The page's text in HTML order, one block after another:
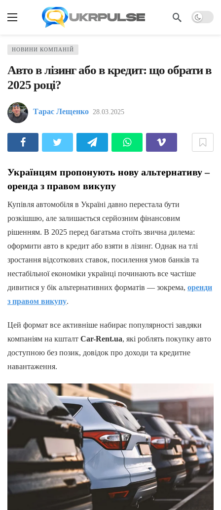
НОВИНИ КОМПАНІЙ
Авто в лізинг або в кредит: що обрати в
2025 році?
Тарас Лещенко 28.03.2025
Українцям пропонують нову альтернативу –
оренда з правом викупу
Купівля автомобіля в Україні давно перестала бути
розкішшю, але залишається серйозним фінансовим
рішенням. В 2025 перед багатьма стоїть звична дилема:
оформити авто в кредит або взяти в лізинг. Однак на тлі
зростання відсоткових ставок, посилення умов банків та
нестабільної економіки українці починають все частіше
дивитися у бік альтернативних форматів — зокрема, оренди
з правом викупу.
Цей формат все активніше набирає популярності завдяки
компаніям на кшталт Car-Rent.ua, які роблять покупку авто
доступною без позик, довідок про доходи та кредитне
навантаження.